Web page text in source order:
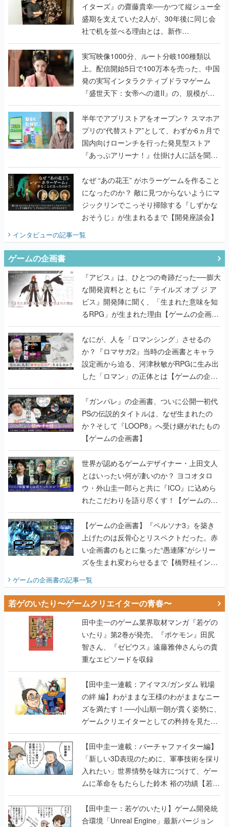
イターズ』の齋藤貴幸──かつて縦シュー全
盛期を支えていた2人が、30年後に同じ会
社で机を並べる理由とは。新作
『TATSUJIN EXTREME』で初タッグを組
んだレジェンド2人に訊く開発秘話
実写映像1000分、ルート分岐100種類以
上。配信開始5日で100万本を売った、中国
発の実写インタラクティブドラマゲーム
『盛世天下：女帝への道II』の、規模が違
うこだわりをプロデューサーに聞いた
半年でアプリストアをオープン？ スマホア
プリの“代替ストア”として、わずか6ヵ月で
国内向けローンチを行った発見型ストア
『あっぷアリーナ！』仕掛け人に話を聞い
てみた
なぜ “あの花王” がホラーゲームを作ること
になったのか？ 敵に見つからないようにマ
ジックリンでこっそり掃除する『しずかな
おそうじ』が生まれるまで【開発座談会】
インタビューの記事一覧
ゲームの企画書
『アビス』は、ひとつの奇跡だった──膨大
な開発資料とともに『テイルズ オブ ジ ア
ビス』開発陣に聞く、「生まれた意味を知
るRPG」が生まれた理由【ゲームの企画
書】
なにが、人を「ロマンシング」させるの
か？『ロマサガ2』当時の企画書とキャラ
設定画から迫る、河津秋敏がRPGに生み出
した「ロマン」の正体とは【ゲームの企画
書】
『ガンパレ』の企画書、ついに公開━初代
PSの伝説的タイトルは、なぜ生まれたの
か？そして『LOOP8』へ受け継がれたもの
【ゲームの企画書】
世界が認めるゲームデザイナー・上田文人
とはいったい何が凄いのか？ ヨコオタロ
ウ・外山圭一郎らと共に『ICO』に込めら
れたこだわりを語り尽くす！【ゲームの企
画書】
【ゲームの企画書】『ペルソナ3』を築き
上げたのは反骨心とリスペクトだった。赤
い企画書のもとに集った“愚連隊”がシリー
ズを生まれ変わらせるまで【橋野桂インタ
ビュー】
ゲームの企画書の記事一覧
若ゲのいたり〜ゲームクリエイターの青春〜
田中圭一のゲーム業界取材マンガ『若ゲの
いたり』第2巻が発売。『ポケモン』田尻
智さん、『ゼビウス』遠藤雅伸さんらの貴
重なエピソードを収録
【田中圭一連載：アイマス/ガンダム 戦場
の絆 編】わがままな王様のわがままなニー
ズを満たす！──小山順一朗が貫く姿勢に、
ゲームクリエイターとしての矜持を見た
【若ゲのいたり最終回】
【田中圭一連載：バーチャファイター編】
「新しい3D表現のために、軍事技術を採り
入れたい」世界情勢を味方につけて、ゲー
ムに革命をもたらした鈴木 裕の功績【若ゲ
のいたり】
【田中圭一：若ゲのいたり】ゲーム開発統
合環境「Unreal Engine」最新バージョン